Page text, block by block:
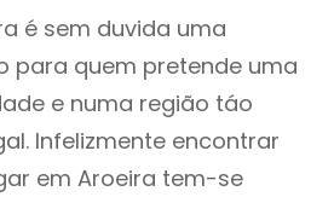
é sem duvida uma
para quem pretende uma
e numa região táo
Infelizmente encontrar
em Aroeira tem-se